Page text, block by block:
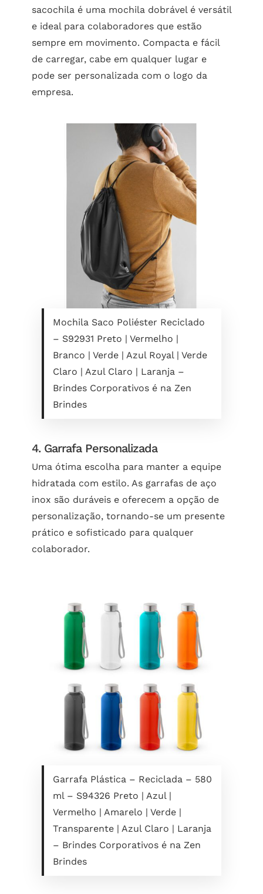
sacochila é uma mochila dobrável é versátil
e ideal para colaboradores que estão
sempre em movimento. Compacta e fácil
de carregar, cabe em qualquer lugar e
pode ser personalizada com o logo da
empresa.
Mochila Saco Poliéster Reciclado
– S92931 Preto | Vermelho |
Branco | Verde | Azul Royal | Verde
Claro | Azul Claro | Laranja –
Brindes Corporativos é na Zen
Brindes
4. Garrafa Personalizada
Uma ótima escolha para manter a equipe
hidratada com estilo. As garrafas de aço
inox são duráveis e oferecem a opção de
personalização, tornando-se um presente
prático e sofisticado para qualquer
colaborador.
Garrafa Plástica – Reciclada – 580
ml – S94326 Preto | Azul |
Vermelho | Amarelo | Verde |
Transparente | Azul Claro | Laranja
– Brindes Corporativos é na Zen
Brindes